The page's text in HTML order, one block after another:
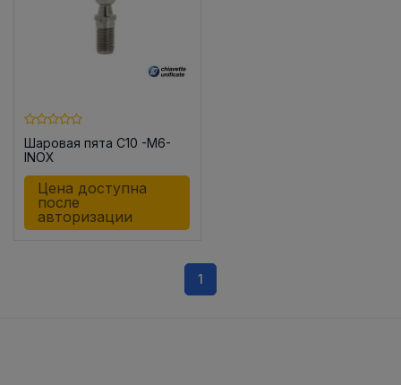
Шаровая пята C10 -M6-
INOX
Цена доступна
после
авторизации
1